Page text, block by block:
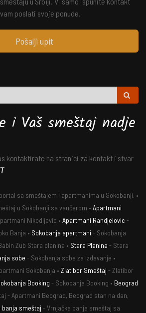
poslati svoje ponude.
Pošalji upit
i Vaš smeštaj nadje
kontaktirate na stranici za kontakt i stvar
sa smeštajem i apartmanima u Sokobanji. •
u Sokobanji sa vaučerom • Apartmani
Nikodijevic • Apartmani Randjelovic -
Banja • Sokobanja apartmani - Sokobanja
Zub Stara planina • Stara Planina - Stara
sobe - Sokobanja sobe za izdavanje •
Sokobanja • Zlatibor Smeštaj - Zlatibor
Booking - Sokobanja Booking • Beograd
- Apartmani Beograd, Beograd stan na dan,
banja smeštaj - Vrnjačka banja smeštaj sa